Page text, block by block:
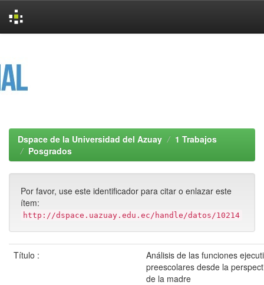
Dspace de la Universidad del Azuay
1 Trabajos
Posgrados
Por favor, use este identificador para citar o enlazar este
ítem:
http://dspace.uazuay.edu.ec/handle/datos/10214
Título :
Análisis de las funciones
preescolares desde la
de la madre